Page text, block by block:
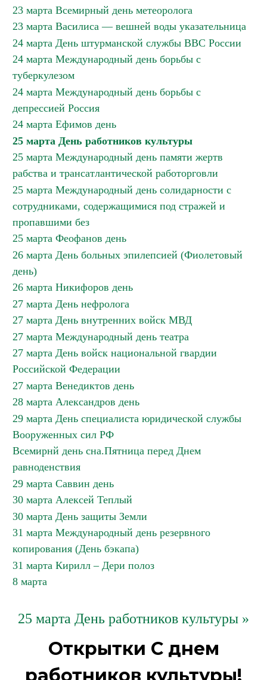
23 марта Всемирный день метеоролога
23 марта Василиса — вешней воды указательница
24 марта День штурманской службы ВВС России
24 марта Международный день борьбы с
туберкулезом
24 марта Международный день борьбы с
депрессией Россия
24 марта Ефимов день
25 марта День работников культуры
25 марта Международный день памяти жертв
рабства и трансатлантической работорговли
25 марта Международный день солидарности с
сотрудниками, содержащимися под стражей и
пропавшими без
25 марта Феофанов день
26 марта День больных эпилепсией (Фиолетовый
день)
26 марта Никифоров день
27 марта День нефролога
27 марта День внутренних войск МВД
27 марта Международный день театра
27 марта День войск национальной гвардии
Российской Федерации
27 марта Венедиктов день
28 марта Александров день
29 марта День специалиста юридической службы
Вооруженных сил РФ
Всемирнй день сна.Пятница перед Днем
равноденствия
29 марта Саввин день
30 марта Алексей Теплый
30 марта День защиты Земли
31 марта Международный день резервного
копирования (День бэкапа)
31 марта Кирилл – Дери полоз
8 марта
25 марта День работников культуры »
Открытки С днем
работников культуры!